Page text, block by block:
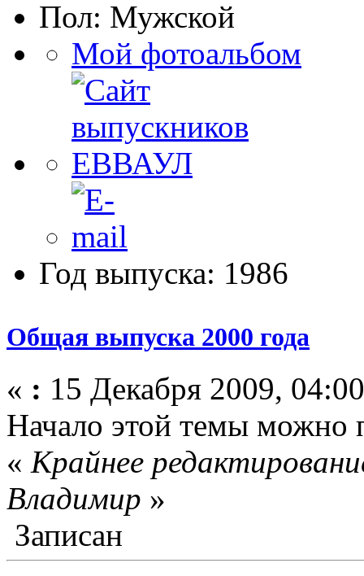
Пол:
Мой фотоальбом
Год выпуска: 1986
Общая выпуска 2000 года
« : 15 Декабря 2009,
Начало этой темы можно
« Крайнее
Влaдимир »
Записан